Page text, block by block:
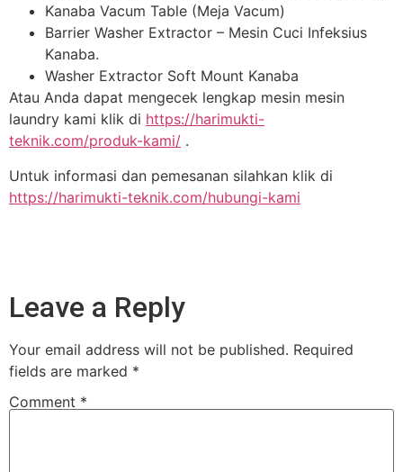
Kanaba Vacum Table (Meja Vacum)
Barrier Washer Extractor – Mesin Cuci Infeksius
Kanaba.
Washer Extractor Soft Mount Kanaba
Atau Anda dapat mengecek lengkap mesin mesin
laundry kami klik di https://harimukti-
teknik.com/produk-kami/ .
Untuk informasi dan pemesanan silahkan klik di
https://harimukti-teknik.com/hubungi-kami
Leave a Reply
Your email address will not be published. Required
fields are marked *
Comment *